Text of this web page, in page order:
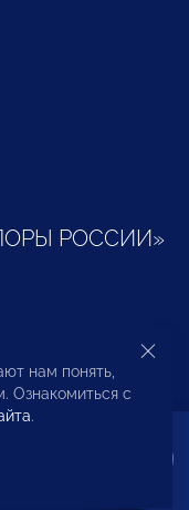
РОССИИ»
и
нам понять,
Ознакомиться с
.